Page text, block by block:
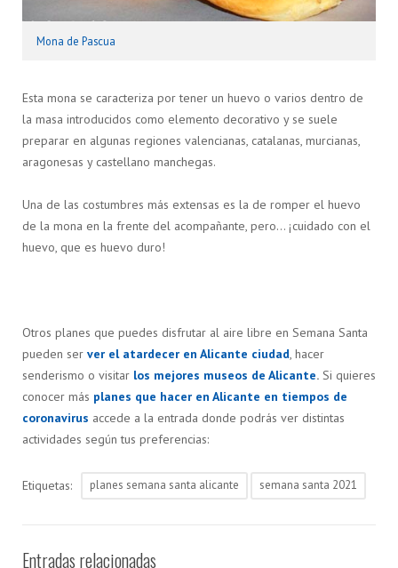
Mona de Pascua
Esta mona se caracteriza por tener un huevo o varios dentro de
la masa introducidos como elemento decorativo y se suele
preparar en algunas regiones valencianas, catalanas, murcianas,
aragonesas y castellano manchegas.
Una de las costumbres más extensas es la de romper el huevo
de la mona en la frente del acompañante, pero… ¡cuidado con el
huevo, que es huevo duro!
Otros planes que puedes disfrutar al aire libre en Semana Santa
pueden ser ver el atardecer en Alicante ciudad, hacer
senderismo o visitar los mejores museos de Alicante. Si quieres
conocer más planes que hacer en Alicante en tiempos de
coronavirus accede a la entrada donde podrás ver distintas
actividades según tus preferencias:
Etiquetas: planes semana santa alicante semana santa 2021
Entradas relacionadas